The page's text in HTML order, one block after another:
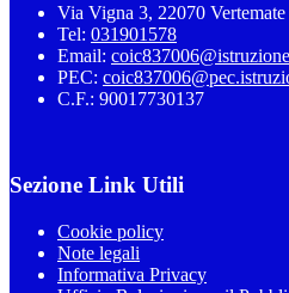
Via Vigna 3, 22070
Tel: 031901578
Email:
PEC:
C.F.: 90017730137
Sezione Link Utili
Cookie policy
Note legali
Informativa Privacy